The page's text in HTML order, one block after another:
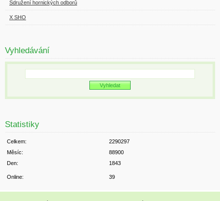
Sdružení hornických odborů
X SHO
Vyhledávání
Statistiky
Online: 39
Celkem:
2290297
Měsíc:
88900
Den:
1843